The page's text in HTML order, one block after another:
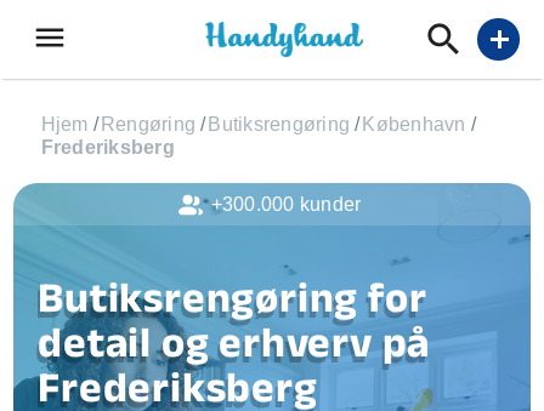
menu add
Hjem / Rengøring / Butiksrengøring / København /
Frederiksberg
Butiksrengøring for
detail og erhverv på
Frederiksberg
+300.000 kunder